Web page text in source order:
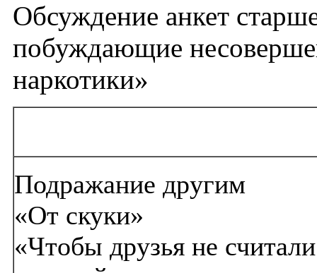
Обсуждение анкет
побуждающие
наркотики»
Подражание другим
«От скуки»
«Чтобы друзья не